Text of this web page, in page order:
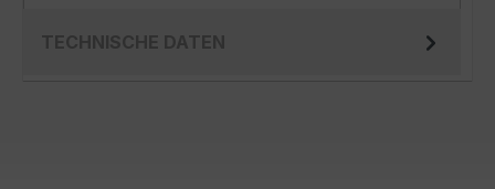
TECHNISCHE DATEN